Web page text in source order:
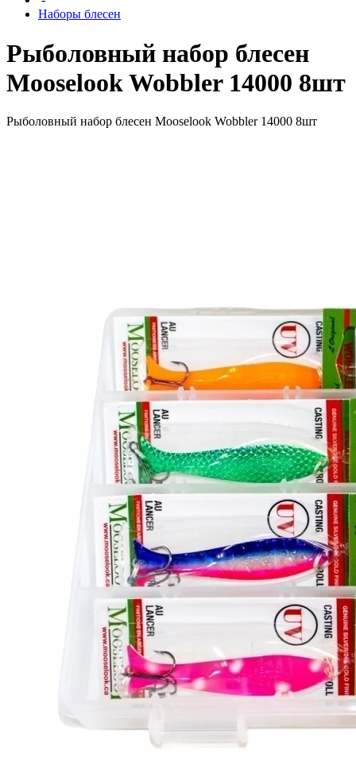
Наборы блесен
Рыболовный набор блесен
Mooselook Wobbler 14000 8шт
Рыболовный набор блесен Mooselook Wobbler 14000 8шт